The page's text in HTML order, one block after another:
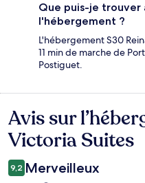
Que puis-je trouver
l'hébergement ?
L'hébergement S30
11 min de marche de
Postiguet.
Avis
Avis sur
Victoria Suites
9,2 Merveilleux